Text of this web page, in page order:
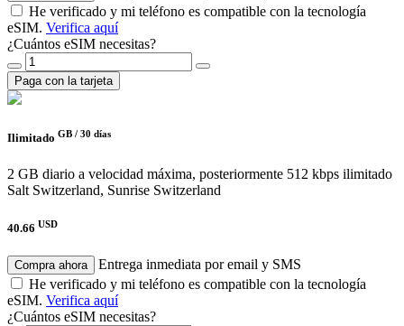
He verificado y mi teléfono es compatible con la tecnología
eSIM. Verifica aquí
¿Cuántos eSIM necesitas?
Paga con la tarjeta
Ilimitado GB / 30 días
2 GB diario a velocidad máxima, posteriormente 512 kbps ilimitado
Salt Switzerland, Sunrise Switzerland
40.66 USD
Compra ahora
Entrega inmediata por email y SMS
He verificado y mi teléfono es compatible con la tecnología
eSIM. Verifica aquí
¿Cuántos eSIM necesitas?